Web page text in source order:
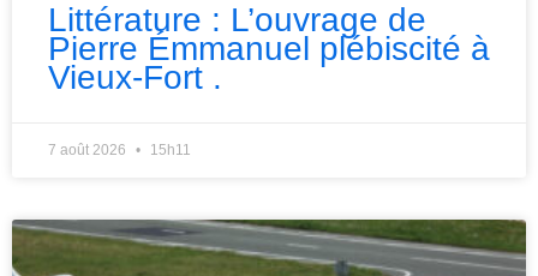
Littérature : L’ouvrage de
Pierre Émmanuel plébiscité à
Vieux-Fort .
7 août 2026 15h11